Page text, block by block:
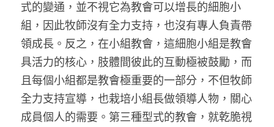
式的變通，並不視它為教會可以增長的細胞小
組，因此牧師沒有全力支持，也沒有專人負責帶
領成長。反之，在小組教會，這細胞小組是教會
具活力的核心，肢體間彼此的互動極被鼓勵，而
且每個小組都是教會極重要的一部分，不但牧師
全力支持宣導，也栽培小組長做領導人物，關心
成員個人的需要。第三種型式的教會，就乾脆視